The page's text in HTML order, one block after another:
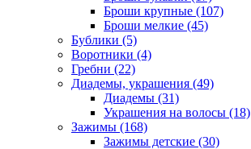
Броши крупные (107)
Броши мелкие (45)
Бублики (5)
Воротники (4)
Гребни (22)
Диадемы, украшения (49)
Диадемы (31)
Украшения на волосы (18)
Зажимы (168)
Зажимы детские (30)